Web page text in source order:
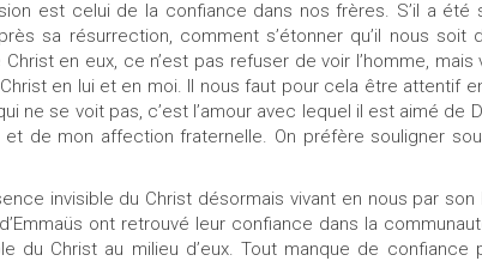
est celui de la confiance dans nos frères. S’il a été
sa résurrection, comment s’étonner qu’il nous soit
en eux, ce n’est pas refuser de voir l’homme, mais
en lui et en moi. Il nous faut pour cela être attentif
ne se voit pas, c’est l’amour avec lequel il est aimé de
de mon affection fraternelle. On préfère souligner
invisible du Christ désormais vivant en nous par son
ont retrouvé leur confiance dans la
du Christ au milieu d’eux. Tout manque de confiance